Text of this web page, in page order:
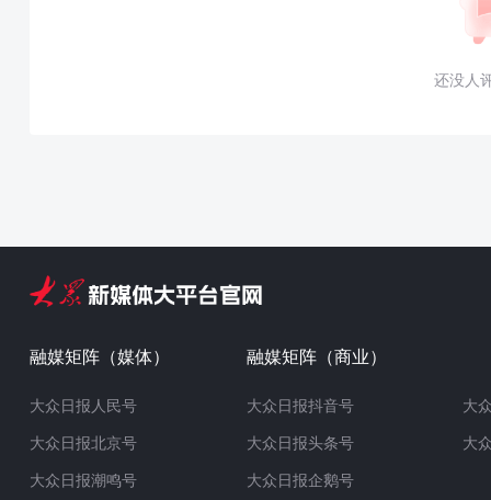
还没人
融媒矩阵（媒体）
大众日报人民号
大众日报北京号
大众日报潮鸣号
融媒矩阵（商业）
大众日报抖音号
大众日报头条号
大众日报企鹅号
大
大